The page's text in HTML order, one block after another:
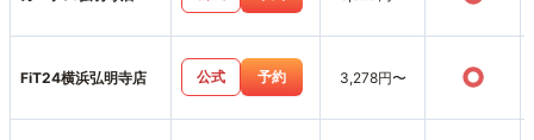
FiT24横浜弘明寺店 公式 予約 3,278円〜 ○